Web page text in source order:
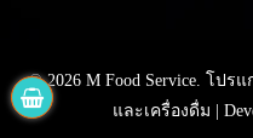
© 2026 M Food Service. โป
และเครื่องดื่ม |